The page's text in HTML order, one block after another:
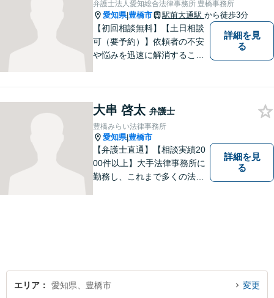
弁護士法人愛知総合法律事務所 豊橋事務所
愛知県|豊橋市 駅前大通駅 から徒歩3分
【初回相談無料】【土日相談
可（要予約）】依頼者の不安
や悩みを迅速に解消すること
気軽に相談できるように、謙
虚で親しみやすい弁護士を目
指しています。【駅前大通駅3
分】
詳細を見
る
大串 啓太 弁護士
豊橋みらい法律事務所
愛知県|豊橋市
【弁護士直通】【相談実績20
00件以上】大手法律事務所に
勤務し、これまで多くの法律
詳細を見
る
エリア 愛知県、豊橋市 変更